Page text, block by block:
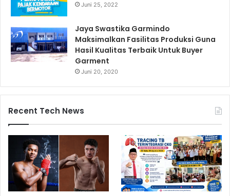
Juni 25, 2022
Jaya Swastika Garmindo
Maksimalkan Fasilitas Produksi Guna
Hasil Kualitas Terbaik Untuk Buyer
Garment
Juni 20, 2020
Recent Tech News